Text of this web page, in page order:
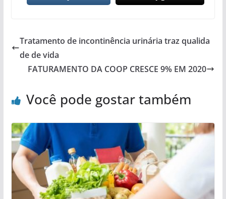
Tratamento de incontinência urinária traz qualida
de de vida
FATURAMENTO DA COOP CRESCE 9% EM 2020
Você pode gostar também